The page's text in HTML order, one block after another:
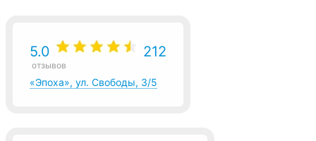
5.0 212
отзывов
«Эпоха», ул. Свободы, 3/5